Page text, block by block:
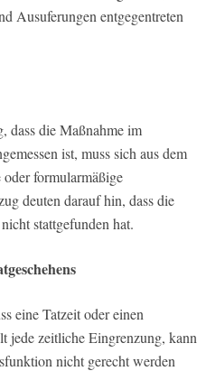
Ausuferungen entgegentreten
dass die Maßnahme im
ist, muss sich aus dem
oder formularmäßige
deuten darauf hin, dass die
stattgefunden hat.
eine Tatzeit oder einen
jede zeitliche Eingrenzung, kann
nicht gerecht werden